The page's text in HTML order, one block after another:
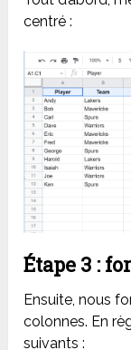
centré :
Étape 3 :
Ensuite, nous
colonnes. En
suivants :